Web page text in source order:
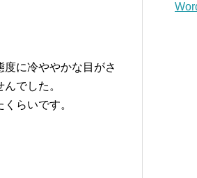
に冷ややかな目がさ
でした。
らいです。